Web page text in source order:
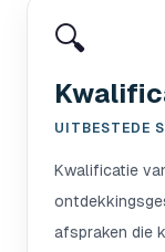
🔍
UITBESTEDE
Kwalificatie
afspraken die